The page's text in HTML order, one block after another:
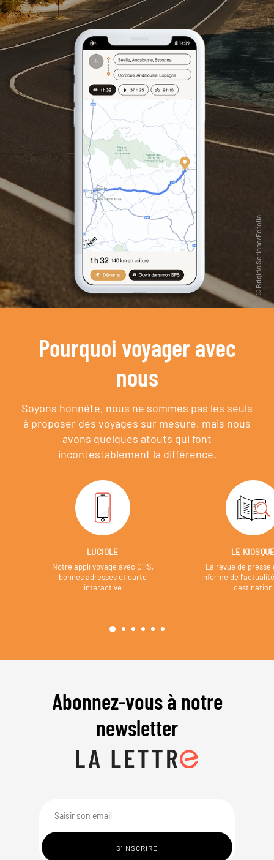
Pourquoi voyager avec
nous
Soyons honnête, nous ne sommes pas les seuls
à proposer des voyages sur mesure, mais nous
avons quelques atouts qui font
incontestablement la différence.
LUCIOLE
Notre appli voyage avec GPS,
bonnes adresses et carte
interactive
LE
La revue de presse
informe de
destination
Abonnez-vous à notre
newsletter